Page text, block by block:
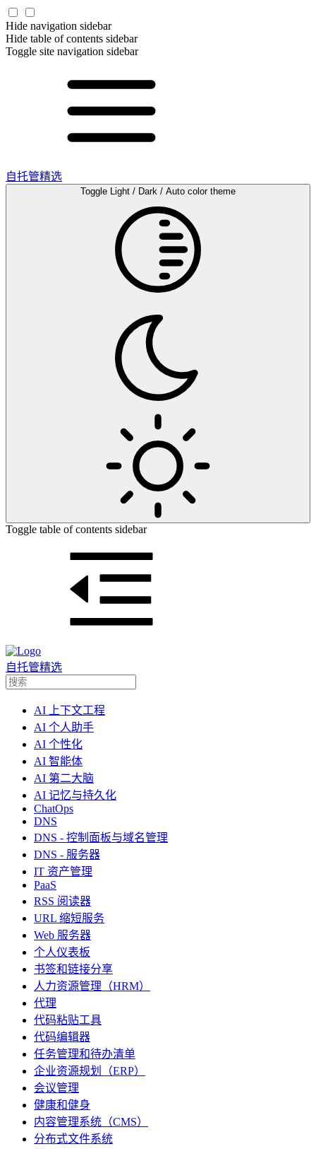
Hide navigation sidebar
Hide table of contents sidebar
Toggle site navigation sidebar
自托管精选
Toggle Light / Dark / Auto color theme
Toggle table of contents sidebar
自托管精选
AI 上下文工程
AI 个人助手
AI 个性化
AI 智能体
AI 第二大脑
AI 记忆与持久化
ChatOps
DNS
DNS - 控制面板与域名管理
DNS - 服务器
IT 资产管理
PaaS
RSS 阅读器
URL 缩短服务
Web 服务器
个人仪表板
书签和链接分享
人力资源管理（HRM）
代理
代码粘贴工具
代码编辑器
任务管理和待办清单
企业资源规划（ERP）
会议管理
健康和健身
内容管理系统（CMS）
分布式文件系统